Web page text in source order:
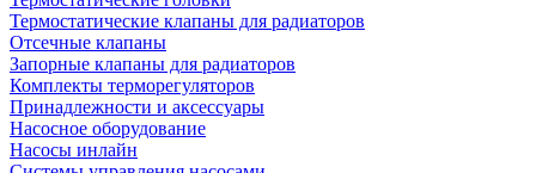
Термостатические клапаны для радиаторов
Отсечные клапаны
Запорные клапаны для радиаторов
Комплекты терморегуляторов
Принадлежности и аксессуары
Насосное оборудование
Насосы инлайн